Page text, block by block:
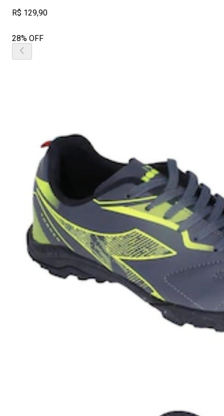
R$ 129,90
28% OFF